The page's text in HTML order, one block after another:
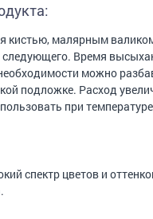
кистью, малярным
Время
можно
подложке. Расход
при
спектр цветов и